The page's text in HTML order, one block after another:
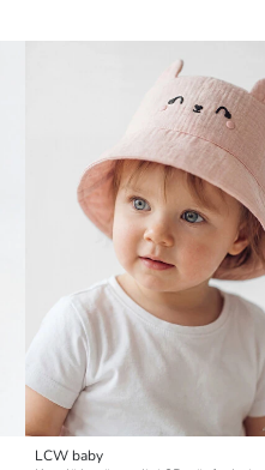
LCW baby